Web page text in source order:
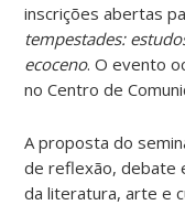
inscrições abertas
tempestades:
ecoceno. O evento
no Centro de
A proposta do
de reflexão, debate
da literatura, arte e